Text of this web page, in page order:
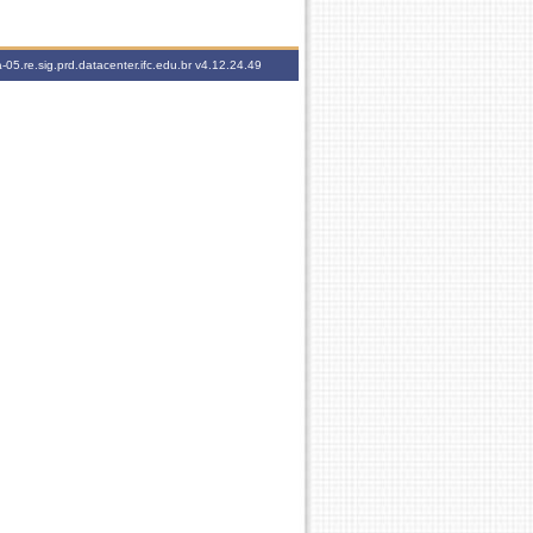
05.re.sig.prd.datacenter.ifc.edu.brv4.12.24.49